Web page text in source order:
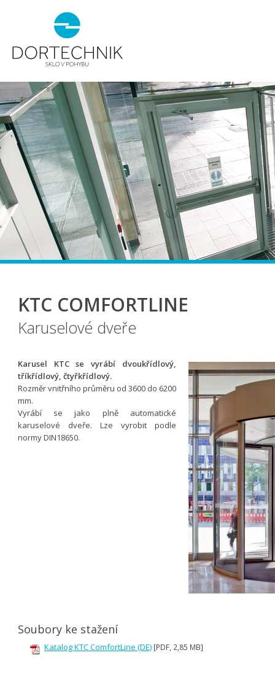
KTC COMFORTLINE
Karuselové dveře
Karusel KTC se vyrábí dvoukřídlový,
tříkřídlový, čtyřkřídlový.
Rozměr vnitřního průměru od 3600 do 6200
mm.
Vyrábí se jako plně automatické
karuselové dveře. Lze vyrobit podle
normy DIN18650.
Soubory ke stažení
Katalog KTC ComfortLine (DE) [PDF, 2,85 MB]